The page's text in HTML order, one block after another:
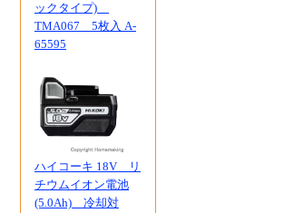
ックタイプ)
TMA067 5枚入 A-
65595
ハイコーキ 18V リ
チウムイオン電池
(5.0Ah) 冷却対